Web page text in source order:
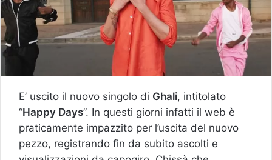
E’ uscito il nuovo singolo di Ghali, intitolato
“Happy Days”. In questi giorni infatti il web è
praticamente impazzito per l’uscita del nuovo
pezzo, registrando fin da subito ascolti e